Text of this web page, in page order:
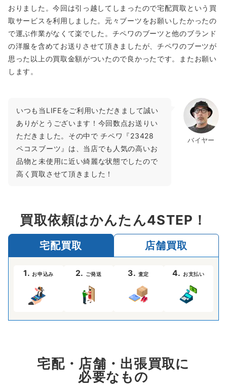
おりました。今回は引っ越してしまったので宅配買取という買
取サービスを利用しました。元々ブーツをお願いしたかったの
で運ぶ作業がなくて楽でした。チペワのブーツと他のブランド
の洋服を含めてお送りさせて頂きましたが、チペワのブーツが
思った以上の買取金額がついたので良かったです。またお願い
します。
バイヤー
いつも当LIFEをご利用いただきまして誠い
ありがとうございます！今回数点お送りい
ただきました。その中で チペワ『23428
ペコスブーツ』は、当店でも人気の高いお
品物と未使用に近い綺麗な状態でしたので
高く買取させて頂きました！
買取依頼はかんたん4STEP！
宅配買取 店舗買取
1.お申込み 2. ご発送 3. 査定 4. お支払い
宅配・店舗・出張買取に
必要なもの